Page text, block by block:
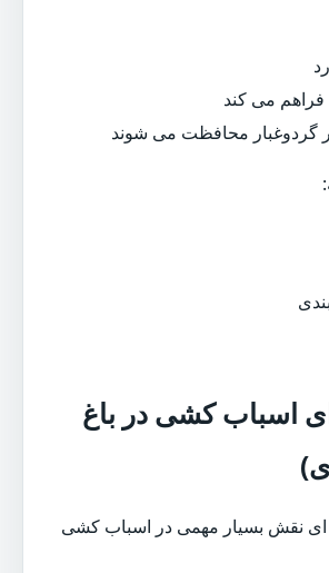
فراهم می کند
گردوغبار محافظت می شوند
اسباب کشی در باغ
ای نقش بسیار مهمی در اسباب کشی